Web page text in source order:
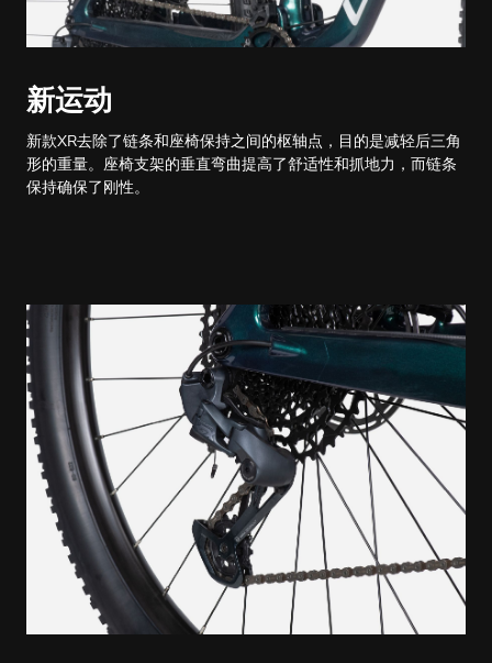
新运动
新款XR去除了链条和座椅保持之间的枢轴点，目的是减轻后三角
形的重量。座椅支架的垂直弯曲提高了舒适性和抓地力，而链条
保持确保了刚性。